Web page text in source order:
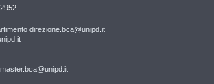
direzione.bca@unipd.it